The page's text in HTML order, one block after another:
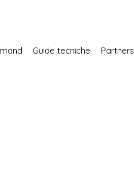
Guide tecniche Partners